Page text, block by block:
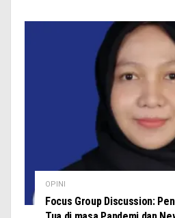
OPINI
Focus Group Discussion: